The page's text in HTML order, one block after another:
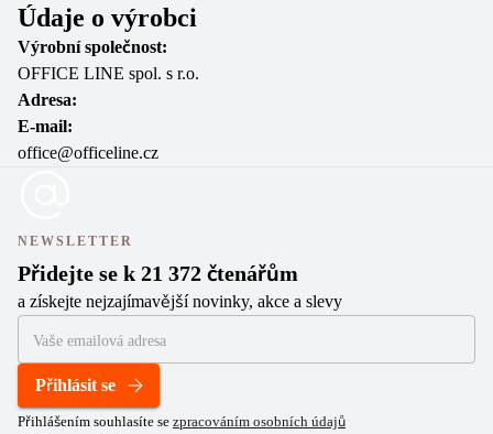
Údaje o výrobci
Výrobní společnost:
OFFICE LINE spol. s r.o.
Adresa:
E-mail:
office@officeline.cz
NEWSLETTER
Přidejte se k 21 372 čtenářům
a získejte nejzajímavější novinky, akce a slevy
Přihlásit se
Přihlášením souhlasíte se zpracováním osobních údajů